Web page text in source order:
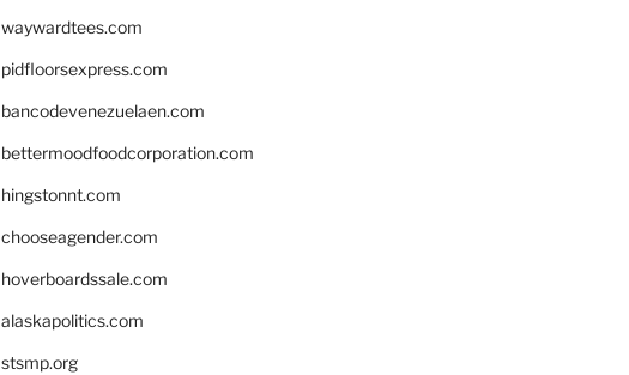
waywardtees.com
pidfloorsexpress.com
bancodevenezuelaen.com
bettermoodfoodcorporation.com
hingstonnt.com
chooseagender.com
hoverboardssale.com
alaskapolitics.com
stsmp.org